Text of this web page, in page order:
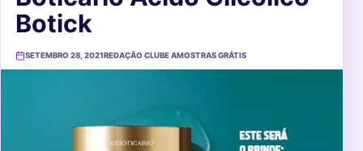
Botick
SETEMBRO 28, 2021REDAÇÃO CLUBE AMOSTRAS GRÁTIS